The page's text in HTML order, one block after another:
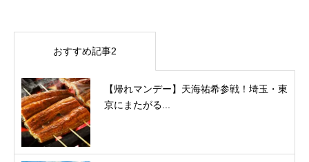
おすすめ記事2
【帰れマンデー】天海祐希参戦！埼玉・東
京にまたがる...